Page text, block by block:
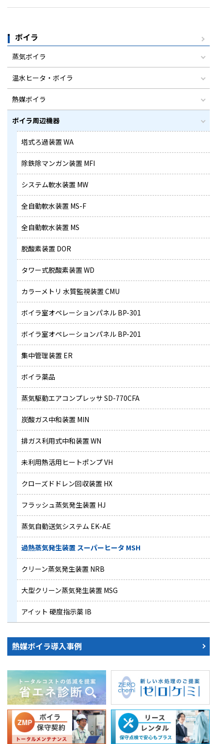
ボイラ
蒸気ボイラ
温水ヒータ・ボイラ
熱媒ボイラ
ボイラ周辺機器
塔式ろ過装置 WA
除鉄除マンガン装置 MFI
システム軟水装置 MW
全自動軟水装置 MS-F
全自動軟水装置 MS
脱酸素装置 DOR
タワー式脱酸素装置 WD
カラーメトリ 水質監視装置 CMU
ボイラ室オペレーションパネル BP-301
ボイラ室オペレーションパネル BP-201
集中管理装置 ER
ボイラ薬品
蒸気駆動エアコンプレッサ SD-770CFA
炭酸ガス中和装置 MIN
排ガス利用式中和装置 WN
未利用熱活用ヒートポンプ VH
クローズドドレン回収装置 HX
フラッシュ蒸気発生装置 HJ
蒸気自動送気システム EK-AE
過熱蒸気発生装置 スーパーヒータ MSH
クリーン蒸気発生装置 NRB
大型クリーン蒸気発生装置 MSG
アイット 硬度指示薬 IB
熱媒ボイラ導入事例